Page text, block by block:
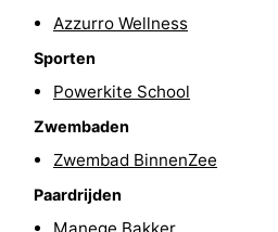
Paardrijden
Golfbanen
Surfen
Eten
Evenementen
Azzurro Wellness
Sporten
Powerkite School
Zwembaden
Zwembad BinnenZee
Paardrijden